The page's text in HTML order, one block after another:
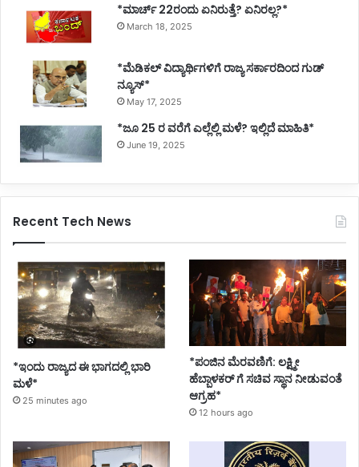
*ಮಾರ್ಚ್ 22ರಂದು ಏನಿರುತ್ತೆ? ಏನಿರಲ್ಲ?*
March 18, 2025
*ಮೆಡಿಕಲ್ ವಿದ್ಯಾರ್ಥಿಗಳಿಗೆ ರಾಜ್ಯ ಸರ್ಕಾರದಿಂದ ಗುಡ್
ನ್ಯೂಸ್*
May 17, 2025
*ಜೂ 25 ರ ವರೆಗೆ ಎಲ್ಲೆಲ್ಲಿ ಮಳೆ? ಇಲ್ಲಿದೆ ಮಾಹಿತಿ*
June 19, 2025
Recent Tech News
*ಇಂದು ರಾಜ್ಯದ ಈ ಭಾಗದಲ್ಲಿ ಭಾರಿ
ಮಳೆ*
25 minutes ago
*ಪಂಜಿನ ಮೆರವಣಿಗೆ: ಲಕ್ಷ್ಮೀ
ಹೆಬ್ಬಾಳಕರ್ ಗೆ ಸಚಿವ ಸ್ಥಾನ ನೀಡುವಂತೆ
ಆಗ್ರಹ*
12 hours ago